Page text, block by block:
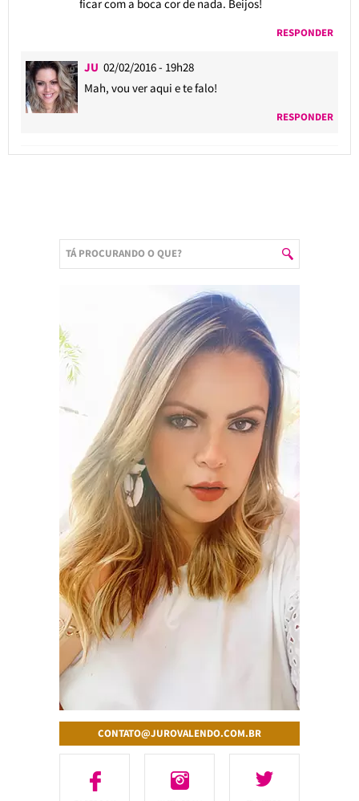
ficar com a boca cor de nada. Beijos!
RESPONDER
JU 02/02/2016 - 19h28
Mah, vou ver aqui e te falo!
RESPONDER
CONTATO@JUROVALENDO.COM.BR